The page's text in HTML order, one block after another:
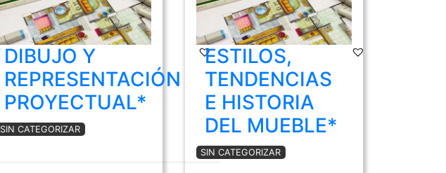
DIBUJO Y
REPRESENTACIÓN
PROYECTUAL*
SIN CATEGORIZAR
ESTILOS,
TENDENCIAS
E HISTORIA
DEL MUEBLE*
SIN CATEGORIZAR